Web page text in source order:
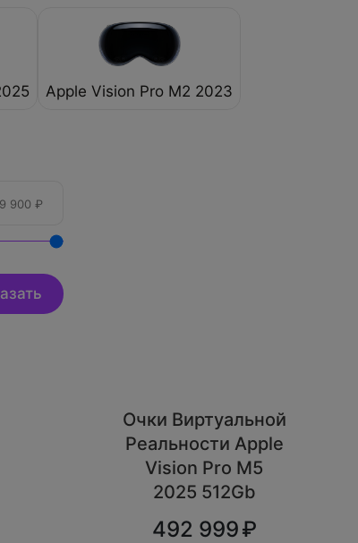
Apple Vision Pro M2 2023
Очки Виртуальной
Реальности Apple
Vision Pro M5
2025 512Gb
492 999